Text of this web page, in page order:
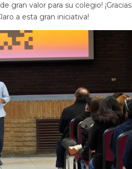
gran valor para su colegio! ¡Gracias
a esta gran iniciativa!